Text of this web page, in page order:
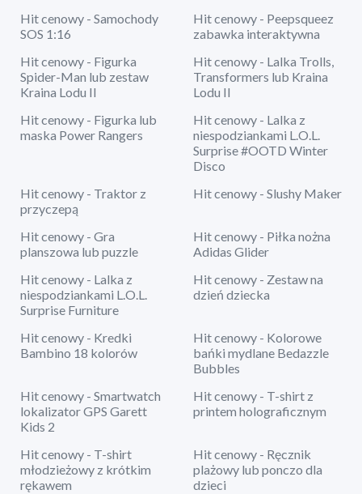
Hit cenowy - Samochody
SOS 1:16
Hit cenowy - Peepsqueez
zabawka interaktywna
Hit cenowy - Figurka
Spider-Man lub zestaw
Kraina Lodu II
Hit cenowy - Lalka Trolls,
Transformers lub Kraina
Lodu II
Hit cenowy - Figurka lub
maska Power Rangers
Hit cenowy - Lalka z
niespodziankami L.O.L.
Surprise #OOTD Winter
Disco
Hit cenowy - Traktor z
przyczepą
Hit cenowy - Slushy Maker
Hit cenowy - Gra
planszowa lub puzzle
Hit cenowy - Piłka nożna
Adidas Glider
Hit cenowy - Lalka z
niespodziankami L.O.L.
Surprise Furniture
Hit cenowy - Zestaw na
dzień dziecka
Hit cenowy - Kredki
Bambino 18 kolorów
Hit cenowy - Kolorowe
bańki mydlane Bedazzle
Bubbles
Hit cenowy - Smartwatch
lokalizator GPS Garett
Kids 2
Hit cenowy - T-shirt z
printem holograficznym
Hit cenowy - T-shirt
młodzieżowy z krótkim
rękawem
Hit cenowy - Ręcznik
plażowy lub ponczo dla
dzieci